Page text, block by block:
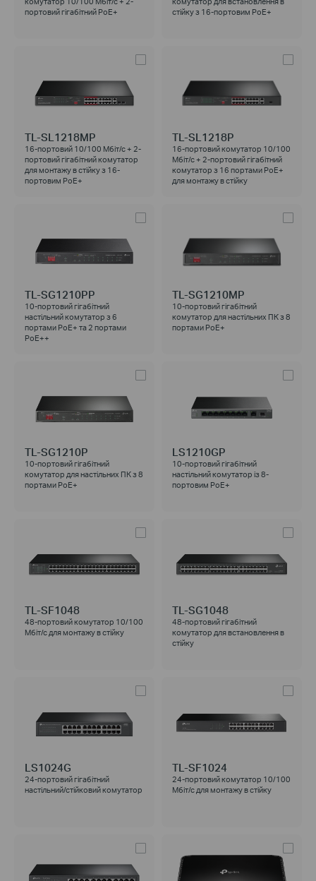
портовий гігабітний PoE+
стійку з 16-портовим PoE+
TL-SL1218MP
16-портовий 10/100 Мбіт/с + 2-
портовий гігабітний комутатор
для монтажу в стійку з 16-
портовим PoE+
TL-SL1218P
16-портовий комутатор 10/100
Мбіт/с + 2-портовий гігабітний
комутатор з 16 портами PoE+
для монтажу в стійку
TL-SG1210PP
10-портовий гігабітний
настільний комутатор з 6
портами PoE+ та 2 портами
PoE++
TL-SG1210MP
10-портовий гігабітний
комутатор для настільних ПК з 8
портами PoE+
TL-SG1210P
10-портовий гігабітний
комутатор для настільних ПК з 8
портами PoE+
LS1210GP
10-портовий гігабітний
настільний комутатор із 8-
портовим PoE+
TL-SF1048
48-портовий комутатор 10/100
Мбіт/с для монтажу в стійку
TL-SG1048
48-портовий гігабітний
комутатор для встановлення в
стійку
LS1024G
24-портовий гігабітний
настільний/стійковий комутатор
TL-SF1024
24-портовий комутатор 10/100
Мбіт/с для монтажу в стійку